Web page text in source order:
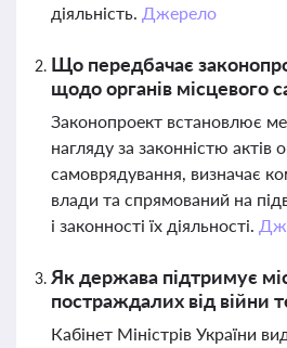
діяльність. Джерело
Що передбачає
щодо органів місцевого
Законопроект встановлює
нагляду за законністю актів
самоврядування, визначає
влади та спрямований на
і законності їх діяльності.
Як держава підтримує
постраждалих від війни
Кабінет Міністрів України